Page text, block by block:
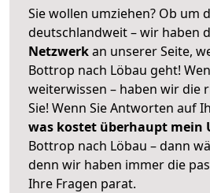
Sie wollen umziehen? Ob um
deutschlandweit – wir haben
Netzwerkan unserer Seite,
Bottrop nach Löbau geht!
weiterwissen – haben wir die
Sie! Wenn Sie Antworten auf
was kostet überhaupt mein
Bottrop nach Löbau – dann
denn wir haben immer die
Ihre Fragen parat.